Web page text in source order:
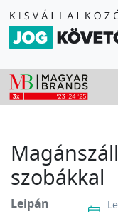
szobákkal
Leipán